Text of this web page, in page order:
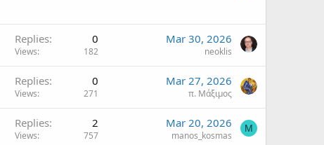
Replies 0
Views 182
Mar 30, 2026
neoklis
Replies 0
Views 271
Mar 27, 2026
π. Μάξιμος
Replies 2
Views 757
Mar 20, 2026
manos_kosmas
M